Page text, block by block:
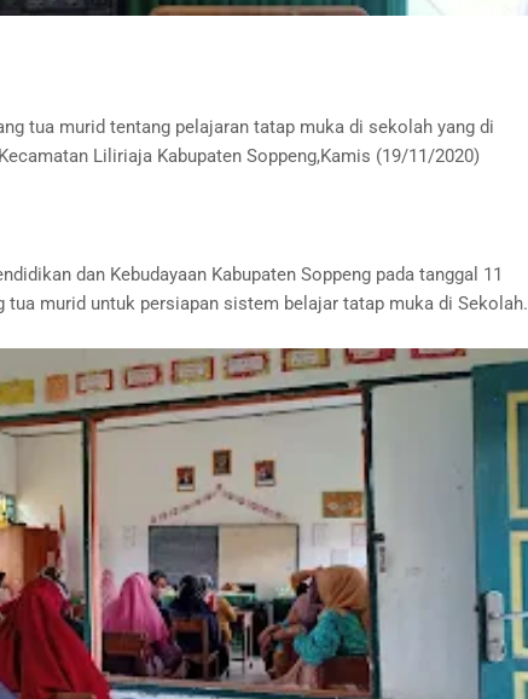
tua murid tentang pelajaran tatap muka di sekolah yang di
Liliriaja Kabupaten Soppeng,Kamis (19/11/2020)
dan Kebudayaan Kabupaten Soppeng pada tanggal 11
tua murid untuk persiapan sistem belajar tatap muka di Sekolah.